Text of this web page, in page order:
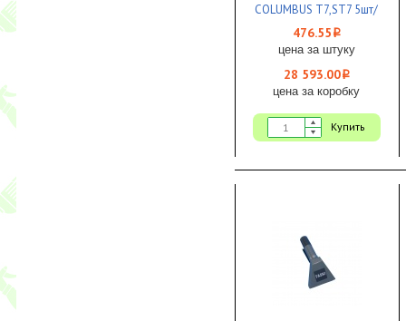
COLUMBUS Т7,ST7 5шт/
уп. неткан. 1/60
476.55 i
цена за штуку
28 593.00i
цена за коробку
Купить